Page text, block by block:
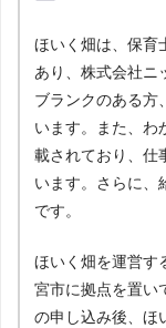
ほいく畑は、保育
あり、株式会社ニ
ブランクのある方
います。また、わ
載されており、仕
います。さらに、
です。
ほいく畑を運営す
宮市に拠点を置い
の申し込み後、ほ